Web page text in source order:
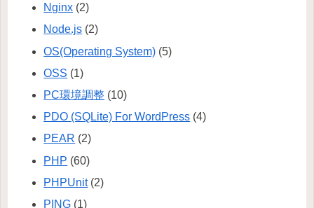
Nginx (2)
Node.js (2)
OS(Operating System) (5)
OSS (1)
PC環境調整 (10)
PDO (SQLite) For WordPress (4)
PEAR (2)
PHP (60)
PHPUnit(2)
PING (1)